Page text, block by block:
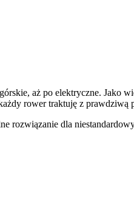
aż po elektryczne. Jako
rower traktuję z prawdziwą
rozwiązanie dla